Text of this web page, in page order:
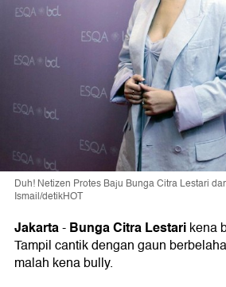
Duh! Netizen Protes Baju Bunga Citra Lestari
Ismail/detikHOT
Jakarta-Bunga Citra Lestarikena
Tampil cantik dengan gaun
malah kena bully.